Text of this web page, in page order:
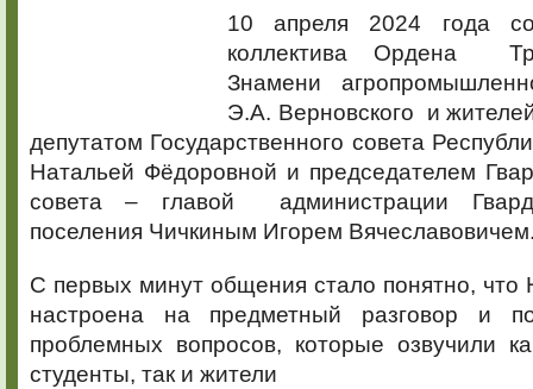
10 апреля 2024 года
коллектива Ордена
Знамени
Э.А. Верновского и
депутатом Государственного совета
Натальей Фёдоровной и председателем
совета – главой администрации
поселения Чичкиным Игорем
С первых минут общения стало понятно, что
настроена на предметный разговор и
проблемных вопросов, которые озвучили
студенты, так и жители